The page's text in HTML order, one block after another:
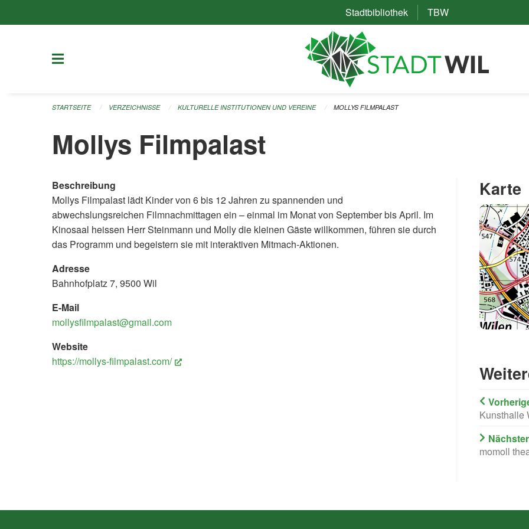
Stadtbibliothek(External Link)
TBW(External Link)
STARTSEITE VERZEICHNISSE KULTURELLE INSTITUTIONEN UND VEREINE MOLLYS FILMPALAST
Mollys Filmpalast
Beschreibung
Mollys Filmpalast lädt Kinder von 6 bis 12 Jahren zu spannenden und
abwechslungsreichen Filmnachmittagen ein – einmal im Monat von September bis April. Im
Kinosaal heissen Herr Steinmann und Molly die kleinen Gäste willkommen, führen sie durch
das Programm und begeistern sie mit interaktiven Mitmach-Aktionen.
Adresse
Bahnhofplatz 7, 9500 Wil
E-Mail
mollysfilmpalast@gmail.com
Website
https://mollys-filmpalast.com/
(External Link)
Karte
Kunsthalle
momoll